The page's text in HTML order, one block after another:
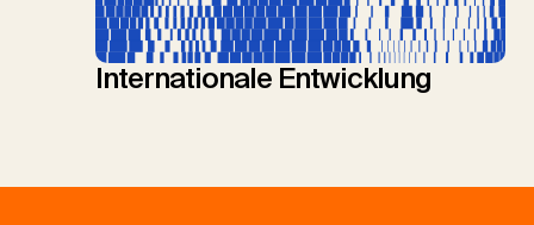
Internationale Entwicklung